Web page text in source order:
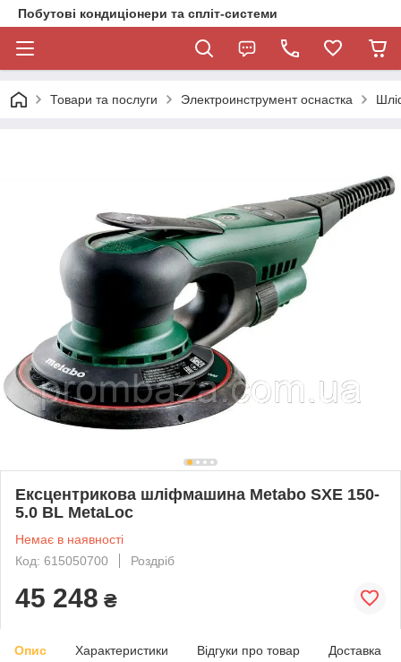
Побутові кондиціонери та спліт-системи
Товари та послуги Электроинструмент оснастка
Ексцентрикова шліфмашина Metabo SXE 150-
5.0 BL MetaLoc
Немає в наявності
Код: 615050700
Роздріб
45 248 ₴
Опис Характеристики Відгуки про товар Доставка